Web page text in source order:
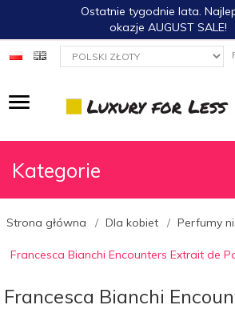
Ostatnie tygodnie lata.
okazje AUGUST SALE!
currency_h
Kategorie
Strona główna Dla kobiet Perfumy
Francesca Bianchi Encounters Extrait de
Francesca Bianchi